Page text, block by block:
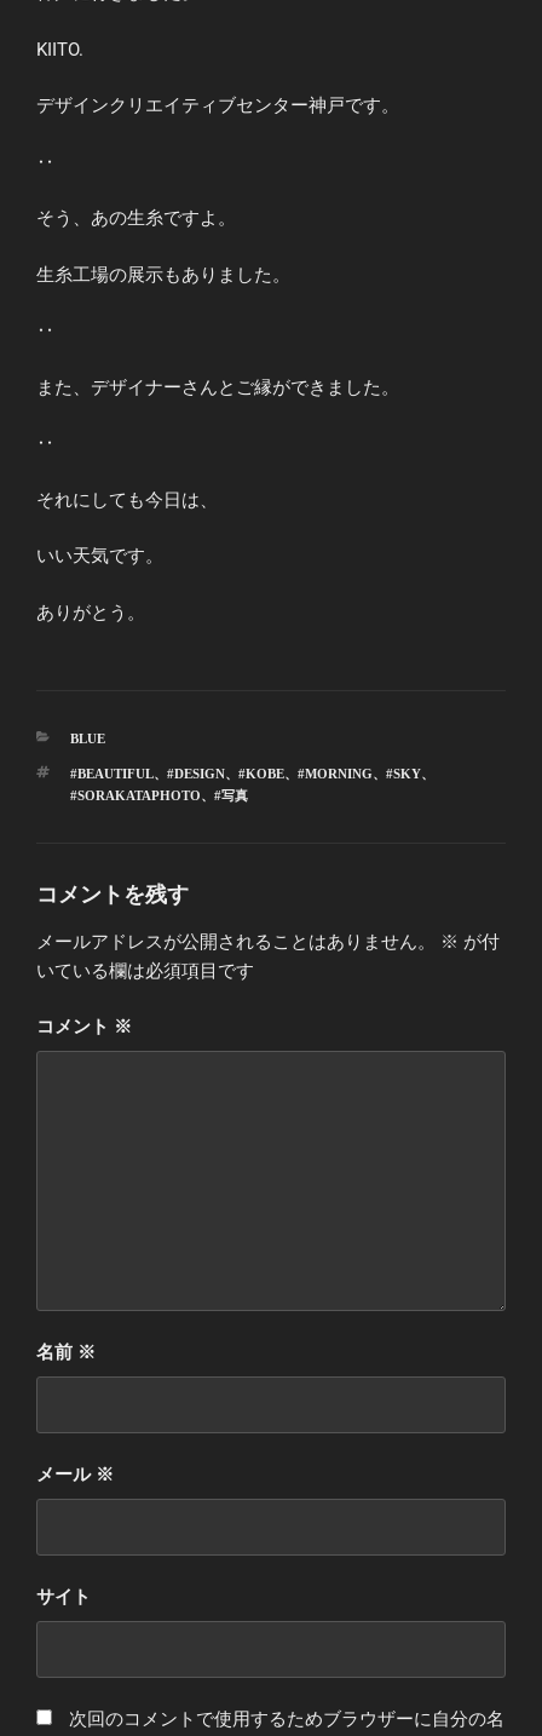
KIITO.
デザインクリエイティブセンター神戸です。
‥
そう、あの生糸ですよ。
生糸工場の展示もありました。
‥
また、デザイナーさんとご縁ができました。
‥
それにしても今日は、
いい天気です。
ありがとう。
カ
ゴ
リ
BLUE
タ
グ
#BEAUTIFUL、 #DESIGN、 #KOBE、 #MORNING、 #SKY、
#SORAKATAPHOTO、 #写真
コメントを残す
メールアドレスが公開されることはありません。 ※ が付
いている欄は必須項目です
コメント ※
名前 ※
メール ※
サイト
次回のコメントで使用するためブラウザーに自分の名